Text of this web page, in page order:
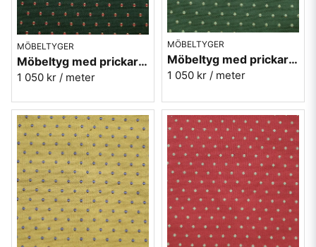
MÖBELTYGER
Möbeltyg med prickar - Plus nr.72 mörkgrön
1 050 kr / meter
MÖBELTYGER
Möbeltyg med prickar - Plus nr.70 grön
1 050 kr / meter